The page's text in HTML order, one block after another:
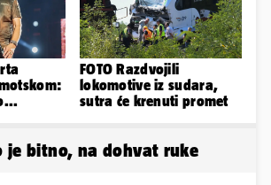
FOTO Razdvojili
lokomotive iz sudara,
sutra će krenuti promet
je bitno, na dohvat ruke